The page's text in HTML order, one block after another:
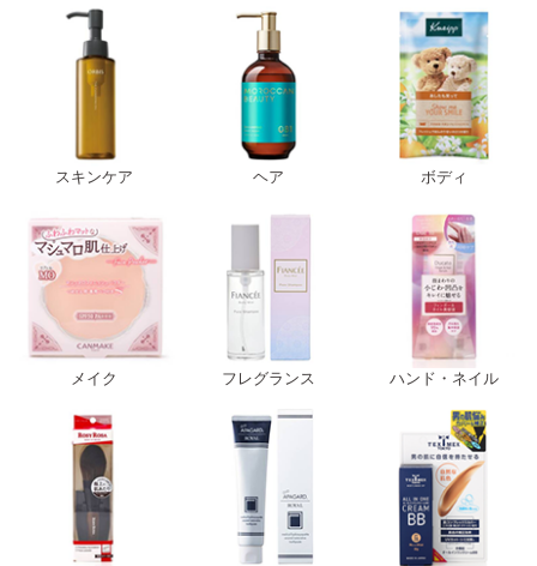
スキンケア ヘア ボディ
メイク フレグランス ハンド・ネイル